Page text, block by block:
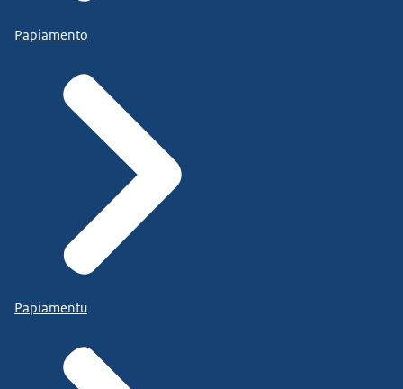
Papiamento
Papiamentu